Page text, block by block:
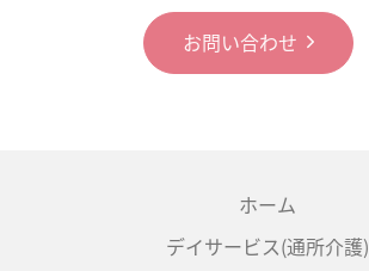
お問い合わせ
ホーム
デイサービス(通所介護)